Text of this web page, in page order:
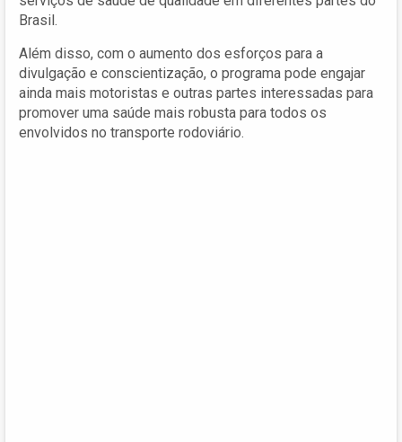
Brasil.
Além disso, com o aumento dos esforços para a
divulgação e conscientização, o programa pode engajar
ainda mais motoristas e outras partes interessadas para
promover uma saúde mais robusta para todos os
envolvidos no transporte rodoviário.